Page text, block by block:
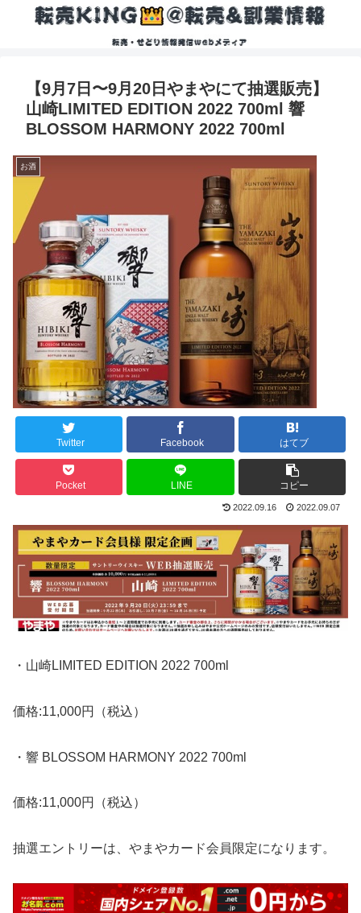
【9月7日〜9月20日やまやにて抽選販売】
山崎LIMITED EDITION 2022 700ml 響
BLOSSOM HARMONY 2022 700ml
お酒
Twitter Facebook はてブ
Pocket LINE コピー
2022.09.16 2022.09.07
・山崎LIMITED EDITION 2022 700ml
価格:11,000円（税込）
・響 BLOSSOM HARMONY 2022 700ml
価格:11,000円（税込）
抽選エントリーは、やまやカード会員限定になります。